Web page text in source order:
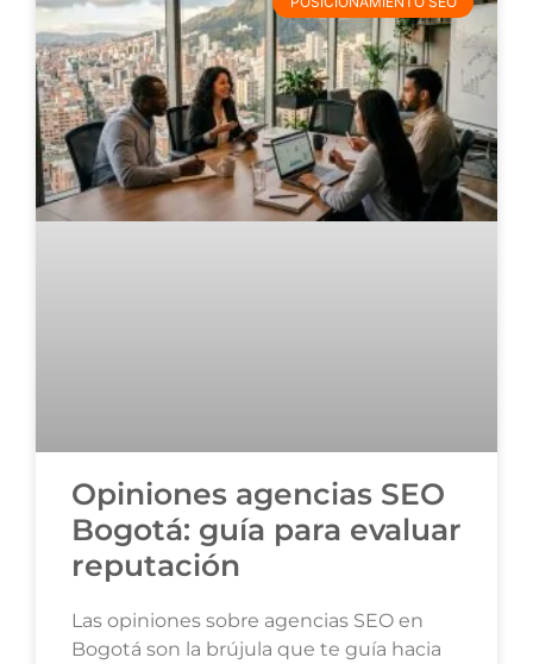
Opiniones agencias SEO
Bogotá: guía para evaluar
reputación
Las opiniones sobre agencias SEO en
Bogotá son la brújula que te guía hacia